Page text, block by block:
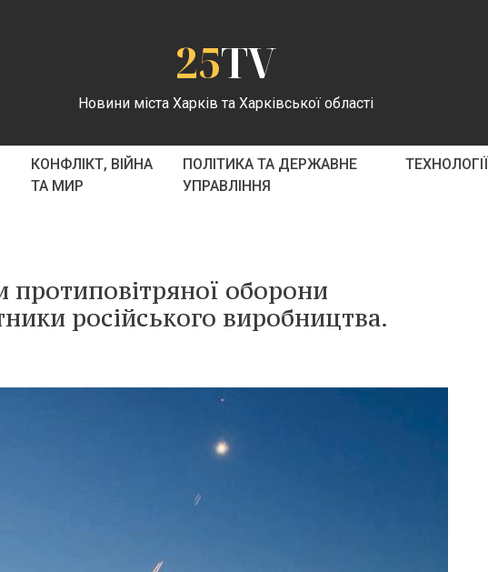
25TV
Новини міста Харків та Харківської області
КОНФЛІКТ, ВІЙНА
ТА МИР
ПОЛІТИКА ТА ДЕРЖАВНЕ
УПРАВЛІННЯ
ТЕХНОЛОГІЇ
протиповітряної оборони
російського виробництва.